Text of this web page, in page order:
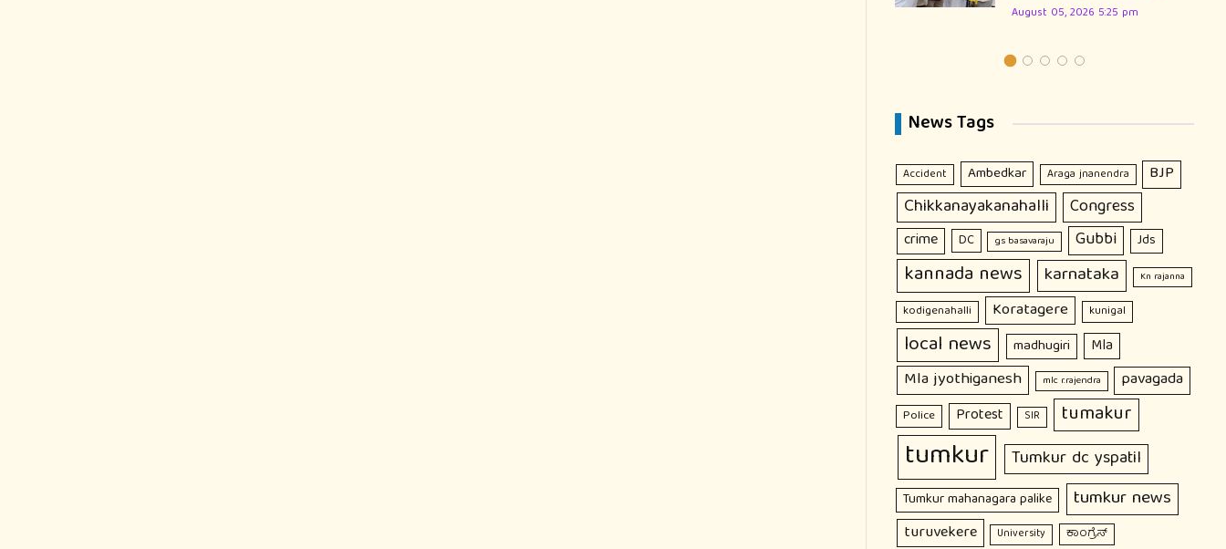
August 05, 2026 5:25 pm
News Tags
Accident Ambedkar Araga jnanendra BJP
Chikkanayakanahalli Congress
crime DC gs basavaraju Gubbi Jds
kannada news karnataka Kn rajanna
kodigenahalli Koratagere kunigal
local news madhugiri Mla
Mla jyothiganesh mlc r.rajendra pavagada
Police Protest SIR tumakur
tumkur Tumkur dc yspatil
Tumkur mahanagara palike tumkur news
turuvekere University ಕಾಂಗ್ರೆಸ್